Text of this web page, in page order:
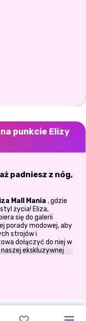
punkcie Elizy
padniesz z nóg,
Mall Mania , gdzie
życia! Eliza,
się do galerii
porady modowej, aby
strojów i
dołączyć do niej w
ekskluzywnej
a centrum handlowe
znalezienie
od Ciebie zależy,
2